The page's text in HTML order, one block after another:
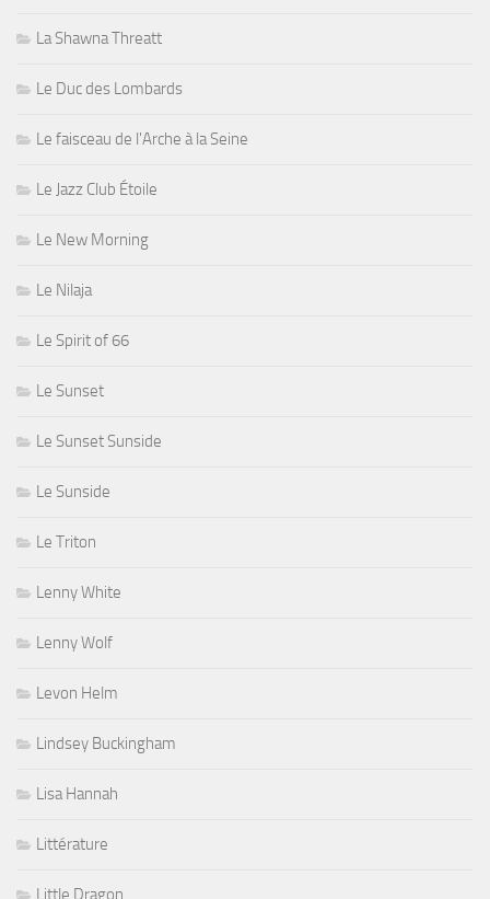
La Shawna Threatt
Le Duc des Lombards
Le faisceau de l'Arche à la Seine
Le Jazz Club Étoile
Le New Morning
Le Nilaja
Le Spirit of 66
Le Sunset
Le Sunset Sunside
Le Sunside
Le Triton
Lenny White
Lenny Wolf
Levon Helm
Lindsey Buckingham
Lisa Hannah
Littérature
Little Dragon